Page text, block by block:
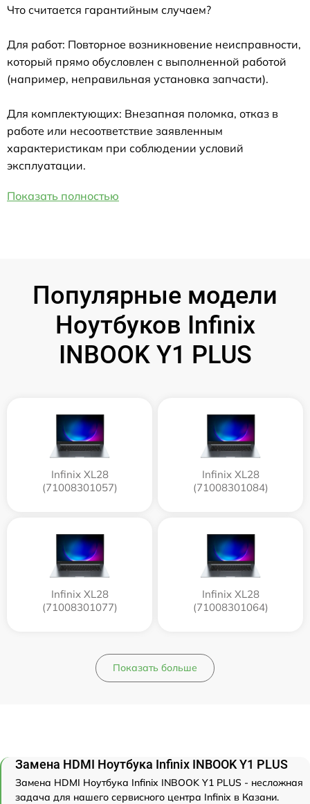
Что считается гарантийным случаем?
Для работ: Повторное возникновение неисправности,
который прямо обусловлен с выполненной работой
(например, неправильная установка запчасти).
Для комплектующих: Внезапная поломка, отказ в
работе или несоответствие заявленным
характеристикам при соблюдении условий
эксплуатации.
Показать полностью
Популярные модели
Ноутбуков Infinix
INBOOK Y1 PLUS
Infinix XL28
(71008301057)
Infinix XL28
(71008301084)
Infinix XL28
(71008301077)
Infinix XL28
(71008301064)
Показать больше
Замена HDMI Ноутбука Infinix INBOOK Y1 PLUS
Замена HDMI Ноутбука Infinix INBOOK Y1 PLUS - несложная
задача для нашего сервисного центра Infinix в Казани.